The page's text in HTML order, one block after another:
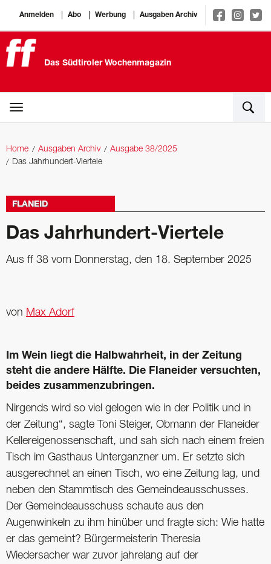
Anmelden Abo Werbung Ausgaben Archiv
Das Südtiroler Wochenmagazin
Home Ausgaben Archiv
Ausgabe 38/2025
Das Jahrhundert-Viertele
FLANEID
Das Jahrhundert-Viertele
Aus ff 38 vom Donnerstag, den 18. September 2025
von Max Adorf
Im Wein liegt die Halbwahrheit, in der Zeitung
steht die andere Hälfte. Die Flaneider versuchten,
beides zusammenzubringen.
Nirgends wird so viel gelogen wie in der Politik und in
der Zeitung“, sagte Toni Steiger, Obmann der Flaneider
Kellereigenossenschaft, und sah sich nach einem freien
Tisch im Gasthaus Unterganzner um. Er setzte sich
ausgerechnet an einen Tisch, wo eine Zeitung lag, und
neben den Stammtisch des Gemeindeausschusses.
Der Gemeindeausschuss schaute aus den
Augenwinkeln zu ihm hinüber und fragte sich: Wie hatte
er das gemeint? Bürgermeisterin ­Theresia
Wiedersacher war zuvor jahrelang auf der